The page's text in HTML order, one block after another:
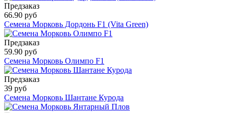
Предзаказ
66.90 руб
Семена Морковь Дордонь F1 (Vita Green)
Предзаказ
59.90 руб
Семена Морковь Олимпо F1
Предзаказ
39 руб
Семена Морковь Шантане Курода